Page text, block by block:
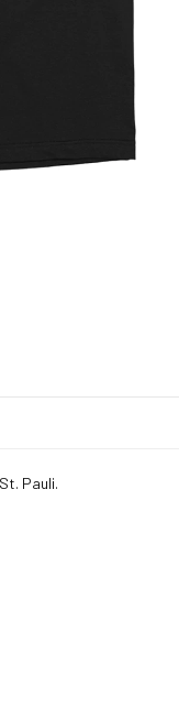
Pauli.